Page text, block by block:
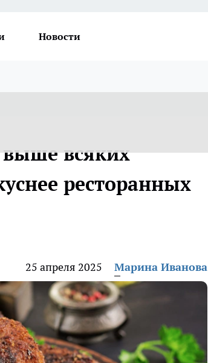
Новости
всяких
ресторанных
25 апреля 2025 Марина Иванова